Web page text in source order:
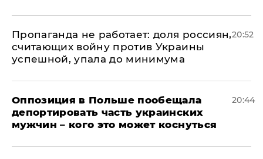
​Пропаганда не работает: доля россиян,
считающих войну против Украины
успешной, упала до минимума
20:52
Оппозиция в Польше пообещала
депортировать часть украинских
мужчин – кого это может коснуться
20:44